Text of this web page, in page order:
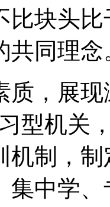
比块头
共同理念
，展现
型机关
机制，
集中学